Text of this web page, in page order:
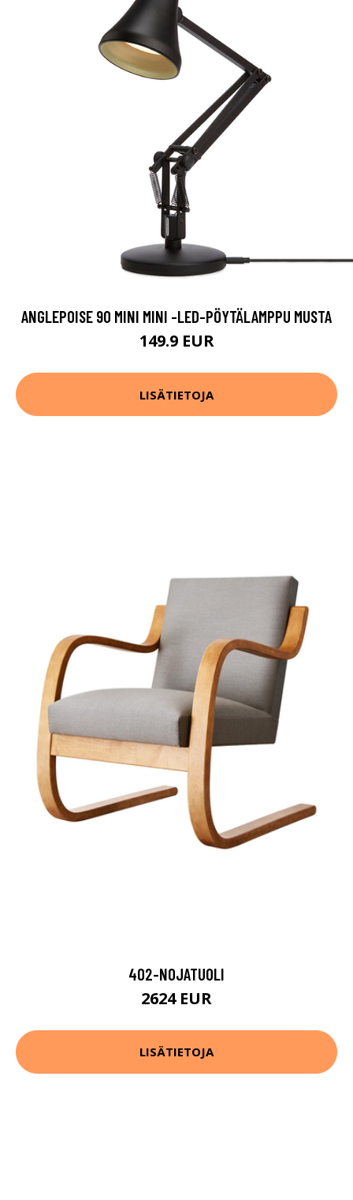
ANGLEPOISE 90 MINI MINI -LED-PÖYTÄLAMPPU MUSTA
149.9 EUR
LISÄTIETOJA
402-NOJATUOLI
2624 EUR
LISÄTIETOJA